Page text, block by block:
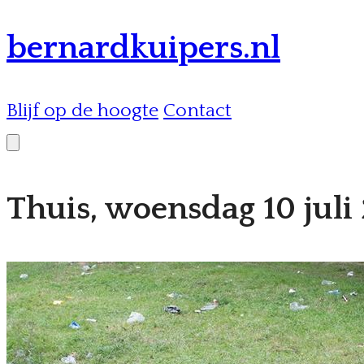
bernardkuipers.nl
Blijf op de hoogte Contact
Thuis, woensdag 10 juli